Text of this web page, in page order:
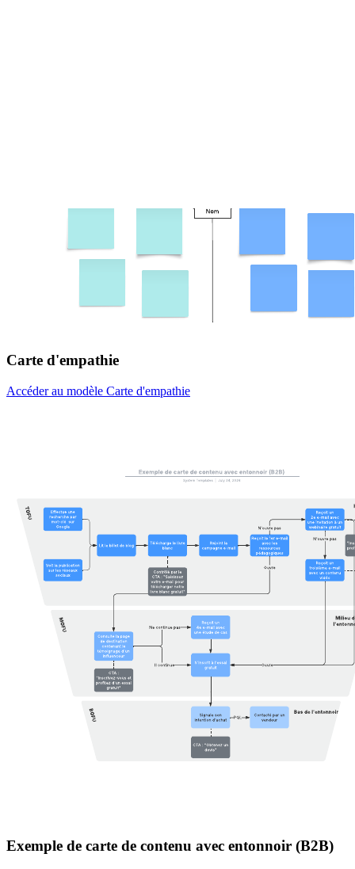
Carte d'empathie
Accéder au modèle Carte d'empathie
Exemple de carte de contenu avec entonnoir (B2B)